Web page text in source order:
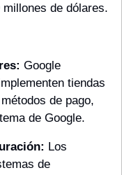
de dólares.
Google
tiendas
de pago,
de Google.
Los
de